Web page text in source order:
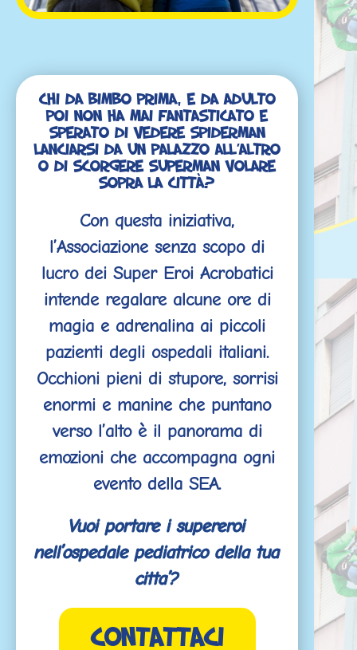
Chi da bimbo prima, e da adulto
poi non ha mai fantasticato e
sperato di vedere Spiderman
lanciarsi da un palazzo all’altro
o di scorgere Superman volare
sopra la città?
Con questa iniziativa,
l’Associazione senza scopo di
lucro dei Super Eroi Acrobatici
intende regalare alcune ore di
magia e adrenalina ai piccoli
pazienti degli ospedali italiani.
Occhioni pieni di stupore, sorrisi
enormi e manine che puntano
verso l’alto è il panorama di
emozioni che accompagna ogni
evento della SEA.
Vuoi portare i supereroi
nell’ospedale pediatrico della tua
citta’?
CONTATTACI